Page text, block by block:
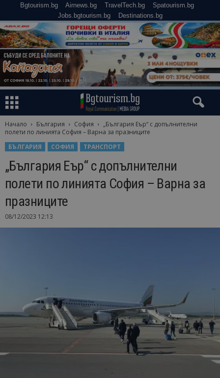
Bgtourism.bg Airnews.bg TravelTech.bg
Spatourism.bg
Jobs.bgtourism.bg
Destinations.bg
Начало България София
„България Еър“ с допълнителни
полети по линията София – Варна за празниците
БЪЛГАРИЯ
СОФИЯ ТРАНСПОРТ
„България Еър“ с допълнителни
полети по линията София – Варна за
празниците
08/12/2023 12:13